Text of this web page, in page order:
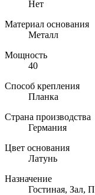
Нет
Материал основания
Металл
Мощность
40
Способ крепления
Планка
Страна производства
Германия
Цвет основания
Латунь
Назначение
Гостиная, Зал,